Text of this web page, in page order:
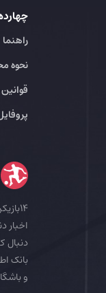
راهنما
نحوه
اخبار
بانک
و